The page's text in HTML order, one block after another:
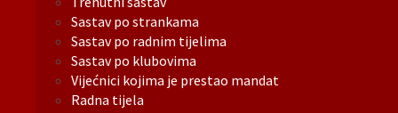
Sastav po strankama
Sastav po radnim tijelima
Sastav po klubovima
Vijećnici kojima je prestao mandat
Radna tijela